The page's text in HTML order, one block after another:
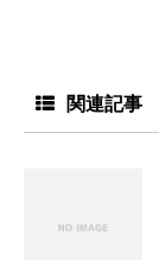
関連記事